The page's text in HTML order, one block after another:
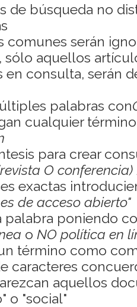
de búsqueda no
comunes serán
sólo aquellos
en consulta, serán
palabras con
cualquier
para crear
O conferencia)
exactas
de acceso abierto"
palabra poniendo
o NO política en
término como
caracteres
aquellos
o "social"